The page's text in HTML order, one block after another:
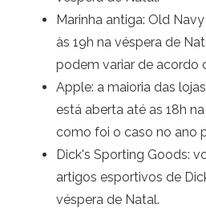
Marinha antiga: Old
às 19h na véspera de
podem variar de acordo
Apple: a maioria das
está aberta até as 18h
como foi o caso no ano
Dick's Sporting Goods:
artigos esportivos de
véspera de Natal.